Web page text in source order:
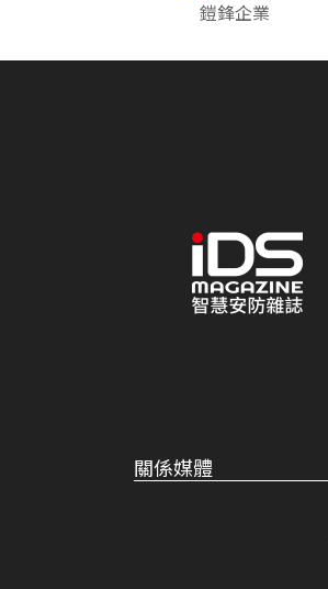
鎧鋒企業
關係媒體